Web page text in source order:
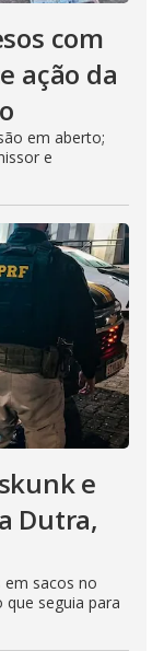
com
ação da
em aberto;
e
e
Dutra,
em sacos no
seguia para